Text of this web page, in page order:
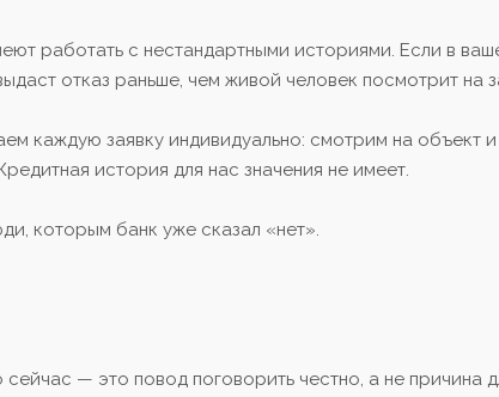
работать с нестандартными историями. Если в
отказ раньше, чем живой человек посмотрит на
каждую заявку индивидуально: смотрим на объект и
история для нас значения не имеет.
которым банк уже сказал «нет».
— это повод поговорить честно, а не причина